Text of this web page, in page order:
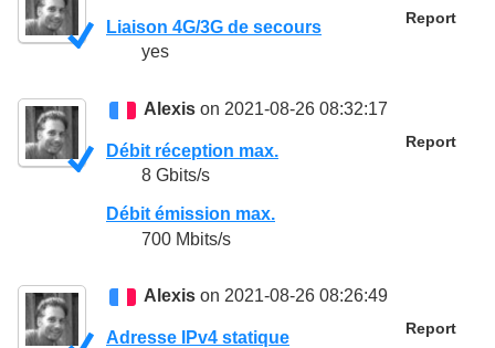
Report
Liaison 4G/3G de secours
yes
Alexis on 2021-08-26 08:32:17
Report
Débit réception max.
8 Gbits/s
Débit émission max.
700 Mbits/s
Alexis on 2021-08-26 08:26:49
Report
Adresse IPv4 statique